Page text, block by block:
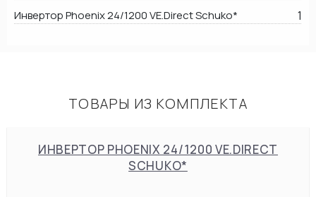
Инвертор Phoenix 24/1200 VE.Direct Schuko* 1
ТОВАРЫ ИЗ КОМПЛЕКТА
ИНВЕРТОР PHOENIX 24/1200 VE.DIRECT
SCHUKO*